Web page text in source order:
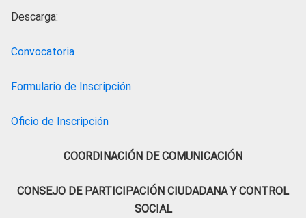
Descarga:
Convocatoria
Formulario de Inscripción
Oficio de Inscripción
COORDINACIÓN DE COMUNICACIÓN
CONSEJO DE PARTICIPACIÓN CIUDADANA Y CONTROL
SOCIAL